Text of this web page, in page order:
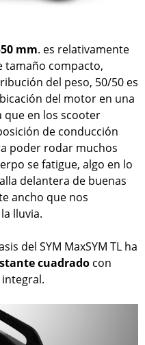
mm. es relativamente
tamaño compacto,
del peso, 50/50 es
del motor en una
que en los scooter
de conducción
poder rodar muchos
se fatigue, algo en lo
delantera de buenas
ancho que nos
lluvia.
del SYM MaxSYM TL ha
cuadrado con